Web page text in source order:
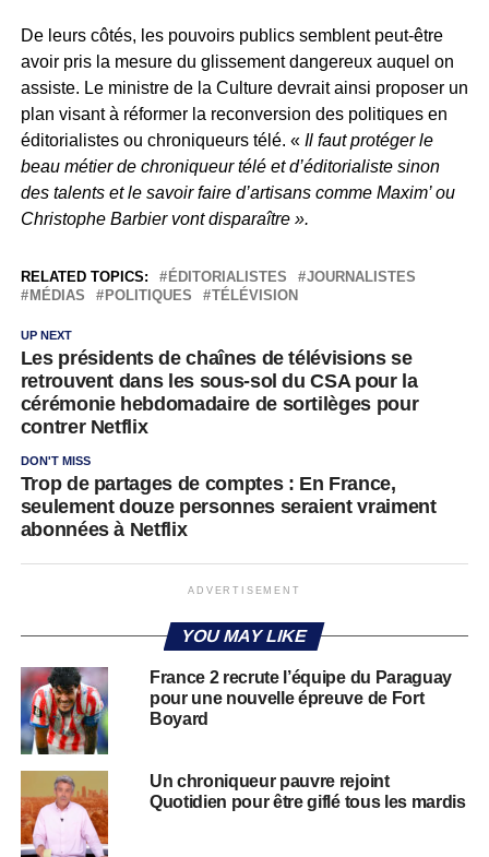
De leurs côtés, les pouvoirs publics semblent peut-être
avoir pris la mesure du glissement dangereux auquel on
assiste. Le ministre de la Culture devrait ainsi proposer un
plan visant à réformer la reconversion des politiques en
éditorialistes ou chroniqueurs télé. « Il faut protéger le
beau métier de chroniqueur télé et d’éditorialiste sinon
des talents et le savoir faire d’artisans comme Maxim’ ou
Christophe Barbier vont disparaître ».
RELATED TOPICS: ÉDITORIALISTES
JOURNALISTES
MÉDIAS
POLITIQUES TÉLÉVISION
UP NEXT
Les présidents de chaînes de télévisions se
retrouvent dans les sous-sol du CSA pour la
cérémonie hebdomadaire de sortilèges pour
contrer Netflix
DON'T MISS
Trop de partages de comptes : En France,
seulement douze personnes seraient vraiment
abonnées à Netflix
ADVERTISEMENT
YOU MAY LIKE
France 2 recrute l’équipe du Paraguay
pour une nouvelle épreuve de Fort
Boyard
Un chroniqueur pauvre rejoint
Quotidien pour être giflé tous les mardis